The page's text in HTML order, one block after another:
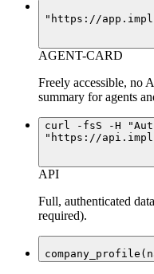
"https://
AGENT-CARD
Freely accessible, no
summary for agents
curl -fsS -H
"https://
API
Full, authenticated
required).